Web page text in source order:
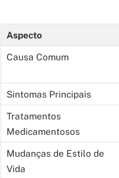
Aspecto
Causa Comum
Sintomas Principais
Tratamentos
Medicamentosos
Mudanças de Estilo de
Vida